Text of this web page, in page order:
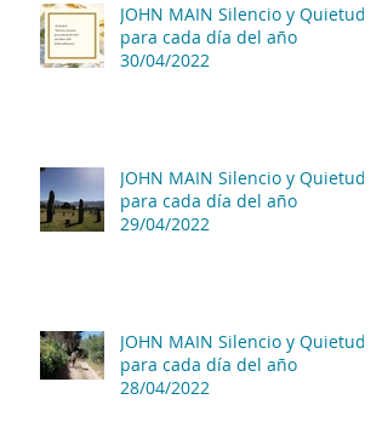
JOHN MAIN Silencio y Quietud
para cada día del año
30/04/2022
JOHN MAIN Silencio y Quietud
para cada día del año
29/04/2022
JOHN MAIN Silencio y Quietud
para cada día del año
28/04/2022